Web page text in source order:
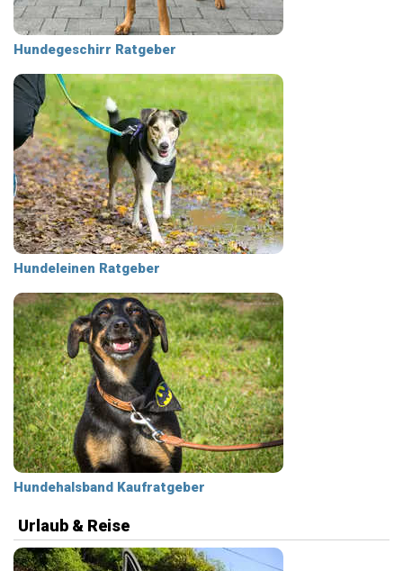
Hundegeschirr Ratgeber
Hundeleinen Ratgeber
Hundehalsband Kaufratgeber
Urlaub & Reise